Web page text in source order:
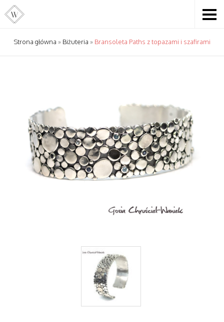
Strona główna » Biżuteria » Bransoleta Paths z topazami i szafirami